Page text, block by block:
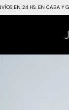
EN 24 HS. EN CABA Y GBA